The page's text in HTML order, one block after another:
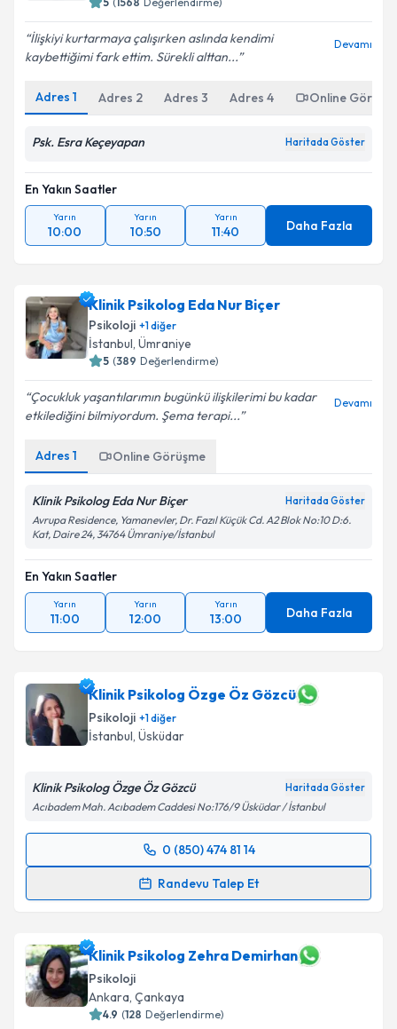
İlişkiyi kurtarmaya çalışırken aslında kendimi
kaybettiğimi fark ettim. Sürekli alttan...
Devamı
Adres 1 Adres 2 Adres 3 Adres 4 Online
Psk. Esra Keçeyapan Haritada Göster
En Yakın Saatler
Yarın
10:00
Yarın
10:50
Yarın
11:40 Daha Fazla
Klinik Psikolog Eda Nur Biçer
Psikoloji +1diğer
İstanbul, Ümraniye
5 (389 Değerlendirme)
Çocukluk yaşantılarımın bugünkü ilişkilerimi bu kadar
etkilediğini bilmiyordum. Şema terapi...
Devamı
Adres 1 Online Görüşme
Klinik Psikolog Eda Nur Biçer Haritada Göster
Avrupa Residence, Yamanevler, Dr. Fazıl Küçük Cd. A2 Blok No:10 D:6.
Kat, Daire 24, 34764 Ümraniye/İstanbul
En Yakın Saatler
Yarın
11:00
Yarın
12:00
Yarın
13:00 Daha Fazla
Klinik Psikolog Özge Öz Gözcü
Psikoloji +1diğer
İstanbul, Üsküdar
Klinik Psikolog Özge Öz Gözcü Haritada Göster
Acıbadem Mah. Acıbadem Caddesi No:176/9 Üsküdar / İstanbul
0 (850) 474 81 14
Randevu Talep Et
Randevu Takvimi Talebi
için bir takvim hazırlandığında e-posta ile
bilgilendireceğiz.
E-posta Adresiniz
Klinik Psikolog Zehra Demirhan
Psikoloji
Ankara, Çankaya
4.9 (128 Değerlendirme)